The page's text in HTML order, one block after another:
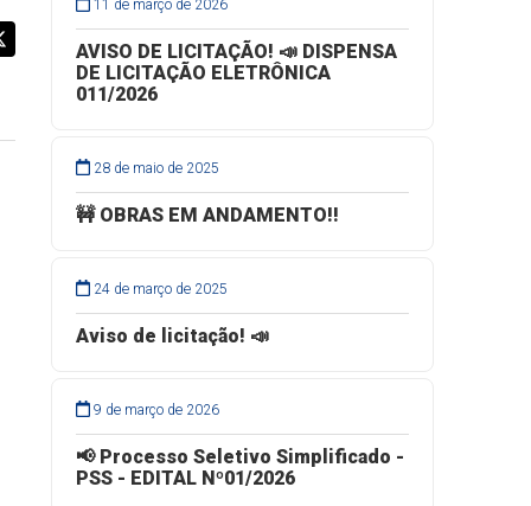
11 de março de 2026
AVISO DE LICITAÇÃO! 📣 DISPENSA
DE LICITAÇÃO ELETRÔNICA
011/2026
28 de maio de 2025
🚧 OBRAS EM ANDAMENTO!!
24 de março de 2025
Aviso de licitação! 📣
9 de março de 2026
📢 Processo Seletivo Simplificado -
PSS - EDITAL Nº01/2026